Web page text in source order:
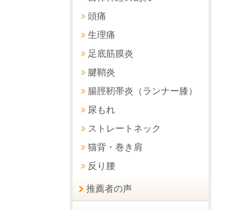
頭痛
生理痛
足底筋膜炎
腱鞘炎
腸脛靭帯炎（ランナー膝）
尿もれ
ストレートネック
猫背・巻き肩
反り腰
推薦者の声